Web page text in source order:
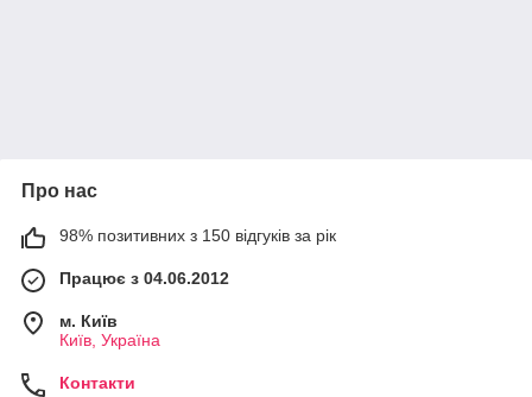
Про нас
98% позитивних з 150 відгуків за рік
Працює з 04.06.2012
м. Київ
Київ, Україна
Контакти